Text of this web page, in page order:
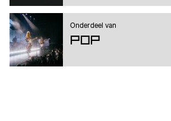
Onderdeel van
Pop